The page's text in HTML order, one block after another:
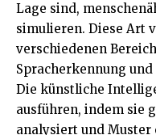
Lage sind,
simulieren. Diese Art
verschiedenen
Spracherkennung
Die künstliche
ausführen, indem sie
analysiert und Muster